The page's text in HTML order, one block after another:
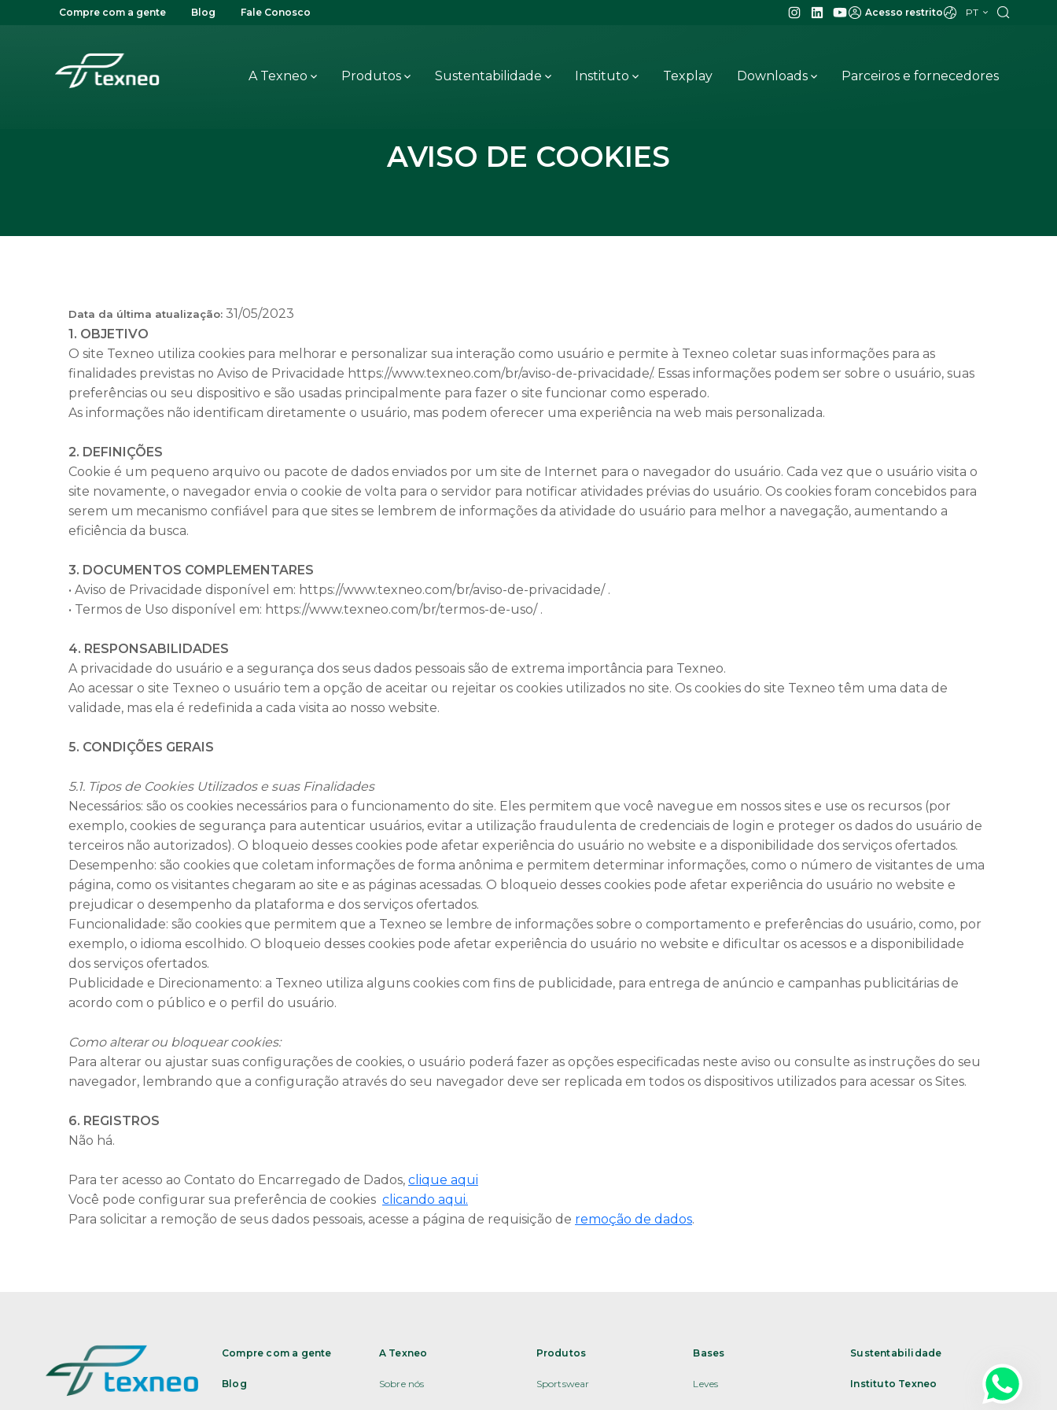
Compre com a gente Blog Fale Conosco Acesso restrito PT
A Texneo Produtos Sustentabilidade Instituto Texplay Downloads Parceiros e fornecedores
AVISO DE COOKIES
Data da última atualização: 31/05/2023
1. OBJETIVO
O site Texneo utiliza cookies para melhorar e personalizar sua interação como usuário e permite à Texneo coletar suas informações para as
finalidades previstas no Aviso de Privacidade https://www.texneo.com/br/aviso-de-privacidade/. Essas informações podem ser sobre o usuário, suas
preferências ou seu dispositivo e são usadas principalmente para fazer o site funcionar como esperado.
As informações não identificam diretamente o usuário, mas podem oferecer uma experiência na web mais personalizada.
2. DEFINIÇÕES
Cookie é um pequeno arquivo ou pacote de dados enviados por um site de Internet para o navegador do usuário. Cada vez que o usuário visita o
site novamente, o navegador envia o cookie de volta para o servidor para notificar atividades prévias do usuário. Os cookies foram concebidos para
serem um mecanismo confiável para que sites se lembrem de informações da atividade do usuário para melhor a navegação, aumentando a
eficiência da busca.
3. DOCUMENTOS COMPLEMENTARES
• Aviso de Privacidade disponível em: https://www.texneo.com/br/aviso-de-privacidade/ .
• Termos de Uso disponível em: https://www.texneo.com/br/termos-de-uso/ .
4. RESPONSABILIDADES
A privacidade do usuário e a segurança dos seus dados pessoais são de extrema importância para Texneo.
Ao acessar o site Texneo o usuário tem a opção de aceitar ou rejeitar os cookies utilizados no site. Os cookies do site Texneo têm uma data de
validade, mas ela é redefinida a cada visita ao nosso website.
5. CONDIÇÕES GERAIS
5.1. Tipos de Cookies Utilizados e suas Finalidades
Necessários: são os cookies necessários para o funcionamento do site. Eles permitem que você navegue em nossos sites e use os recursos (por
exemplo, cookies de segurança para autenticar usuários, evitar a utilização fraudulenta de credenciais de login e proteger os dados do usuário de
terceiros não autorizados). O bloqueio desses cookies pode afetar experiência do usuário no website e a disponibilidade dos serviços ofertados.
Desempenho: são cookies que coletam informações de forma anônima e permitem determinar informações, como o número de visitantes de uma
página, como os visitantes chegaram ao site e as páginas acessadas. O bloqueio desses cookies pode afetar experiência do usuário no website e
prejudicar o desempenho da plataforma e dos serviços ofertados.
Funcionalidade: são cookies que permitem que a Texneo se lembre de informações sobre o comportamento e preferências do usuário, como, por
exemplo, o idioma escolhido. O bloqueio desses cookies pode afetar experiência do usuário no website e dificultar os acessos e a disponibilidade
dos serviços ofertados.
Publicidade e Direcionamento: a Texneo utiliza alguns cookies com fins de publicidade, para entrega de anúncio e campanhas publicitárias de
acordo com o público e o perfil do usuário.
Como alterar ou bloquear cookies:
Para alterar ou ajustar suas configurações de cookies, o usuário poderá fazer as opções especificadas neste aviso ou consulte as instruções do seu
navegador, lembrando que a configuração através do seu navegador deve ser replicada em todos os dispositivos utilizados para acessar os Sites.
6. REGISTROS
Não há.
Para ter acesso ao Contato do Encarregado de Dados, clique aqui
Você pode configurar sua preferência de cookies clicando aqui.
Para solicitar a remoção de seus dados pessoais, acesse a página de requisição de remoção de dados.
Compre com a gente
Blog
A Texneo
Sobre nós
Produtos
Sportswear
Bases
Leves
Sustentabilidade
Instituto Texneo